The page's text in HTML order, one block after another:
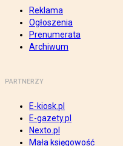
Reklama
Ogłoszenia
Prenumerata
Archiwum
PARTNERZY
E-kiosk.pl
E-gazety.pl
Nexto.pl
Mała księgowość